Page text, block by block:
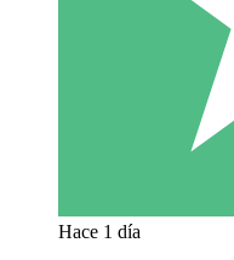
Hace 1 día